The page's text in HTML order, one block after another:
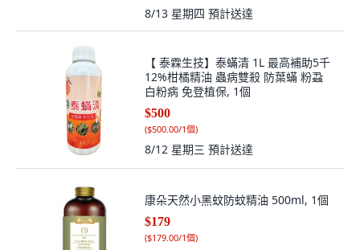
8/13 星期四 預計送達
【 泰霖生技】泰蟎清 1L 最高補助5千
12%柑橘精油 蟲病雙殺 防葉蟎 粉蝨
白粉病 免登植保, 1個
$500
($500.00/1個)
8/12 星期三 預計送達
康朵天然小黑蚊防蚊精油 500ml, 1個
$179
($179.00/1個)